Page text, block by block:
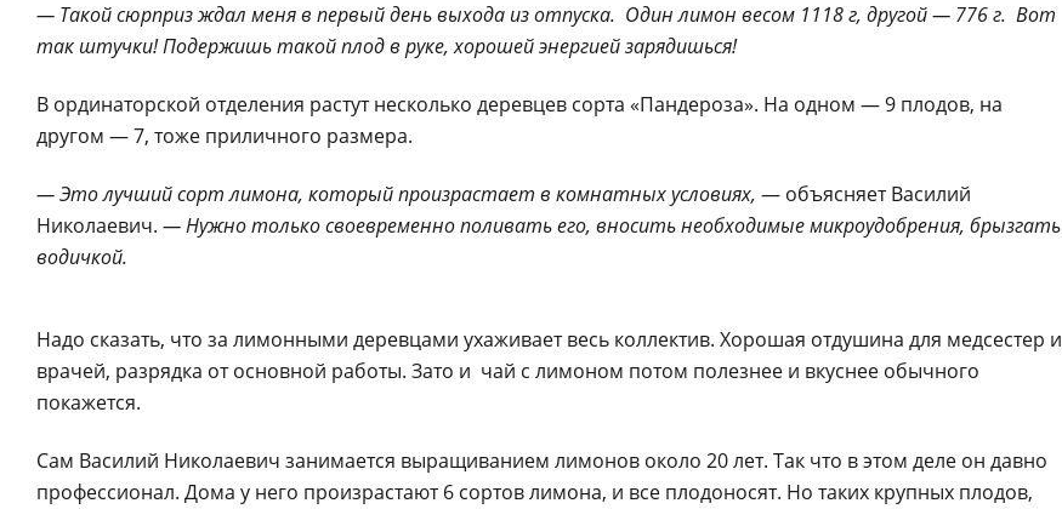
— Такой сюрприз ждал меня в первый день выхода из отпуска. Один лимон весом 1118 г, другой — 776 г. Вот
так штучки! Подержишь такой плод в руке, хорошей энергией зарядишься!
В ординаторской отделения растут несколько деревцев сорта «Пандероза». На одном — 9 плодов, на
другом — 7, тоже приличного размера.
— Это лучший сорт лимона, который произрастает в комнатных условиях, — объясняет Василий
Николаевич. — Нужно только своевременно поливать его, вносить необходимые микроудобрения, брызгать
водичкой.
Надо сказать, что за лимонными деревцами ухаживает весь коллектив. Хорошая отдушина для медсестер и
врачей, разрядка от основной работы. Зато и чай с лимоном потом полезнее и вкуснее обычного
покажется.
Сам Василий Николаевич занимается выращиванием лимонов около 20 лет. Так что в этом деле он давно
профессионал. Дома у него произрастают 6 сортов лимона, и все плодоносят. Но таких крупных плодов,